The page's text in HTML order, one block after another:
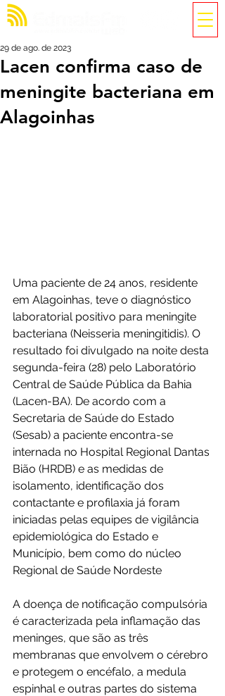
Lacen confirma caso de
meningite bacteriana em
Alagoinhas
29 de ago. de 2023
Uma paciente de 24 anos, residente
em Alagoinhas, teve o diagnóstico
laboratorial positivo para meningite
bacteriana (Neisseria meningitidis). O
resultado foi divulgado na noite desta
segunda-feira (28) pelo Laboratório
Central de Saúde Pública da Bahia
(Lacen-BA). De acordo com a
Secretaria de Saúde do Estado
(Sesab) a paciente encontra-se
internada no Hospital Regional Dantas
Bião (HRDB) e as medidas de
isolamento, identificação dos
contactante e profilaxia já foram
iniciadas pelas equipes de vigilância
epidemiológica do Estado e
Município, bem como do núcleo
Regional de Saúde Nordeste
A doença de notificação compulsória
é caracterizada pela inflamação das
meninges, que são as três
membranas que envolvem o cérebro
e protegem o encéfalo, a medula
espinhal e outras partes do sistema